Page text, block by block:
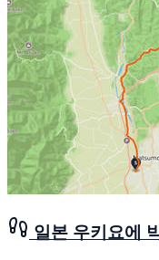
일본 우키요에